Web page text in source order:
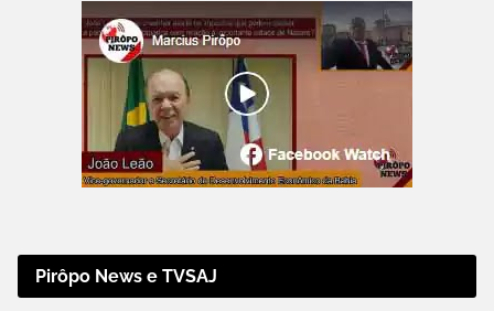
Pirôpo News e TVSAJ